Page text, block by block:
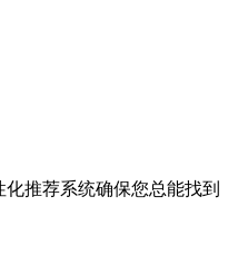
推荐系统确保您总能找到